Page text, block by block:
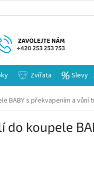
Zvířata Slevy
BABY s překvapením a
do koupele